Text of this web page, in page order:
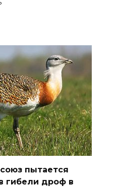
пытается
гибели дроф в